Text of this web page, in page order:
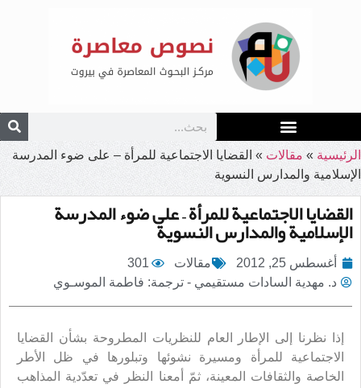
الرئيسية » مقالات » القضايا الاجتماعية للمرأة – على ضوء المدرسة
الإسلامية والمدارس النسوية
القضايا الاجتماعية للمرأة – على ضوء المدرسة
الإسلامية والمدارس النسوية
أغسطس 25, 2012 مقالات
301
د. مهدية السادات مستقيمي - ترجمة: فاطمة الموسـوي
إذا نظرنا إلى الإطار العام للنظريات المطروحة بشأن القضايا
الاجتماعية للمرأة ومسيرة نشوئها وتبلورها في ظل الأطر
الخاصة والثقافات المعينة، ثمّ أمعنا النظر في تعدّدية المذاهب